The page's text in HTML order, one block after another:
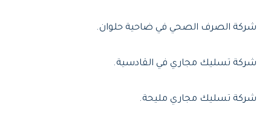
شركة الصرف الصحي في ضاحية حلوان.
شركة تسليك مجاري في القادسية.
شركة تسليك مجاري مليحة.